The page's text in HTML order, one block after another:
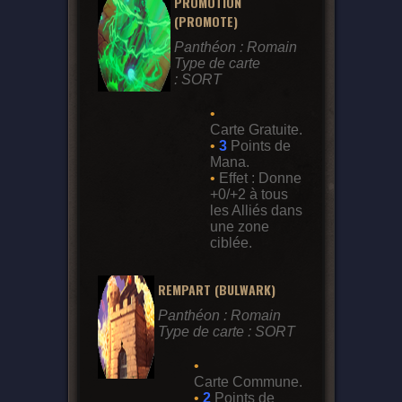
(PROMOTE)
Panthéon : Romain
Type de carte
: SORT
•
Carte Gratuite.
• 3Points de
Mana.
• Effet : Donne
+0/+2 à tous
les Alliés dans
une zone
ciblée.
REMPART (BULWARK)
Panthéon : Romain
Type de carte : SORT
•
Carte Commune.
• 2Points de